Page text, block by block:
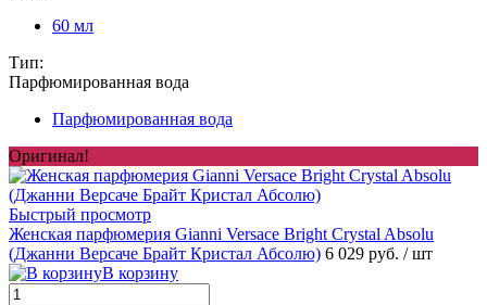
60 мл
Тип:
Парфюмированная вода
Парфюмированная вода
Оригинал!
Быстрый просмотр
Женская парфюмерия Gianni Versace Bright Crystal Absolu
(Джанни Версаче Брайт Кристал Абсолю) 6 029 руб. / шт
В корзину